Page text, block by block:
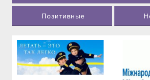
Позитивные